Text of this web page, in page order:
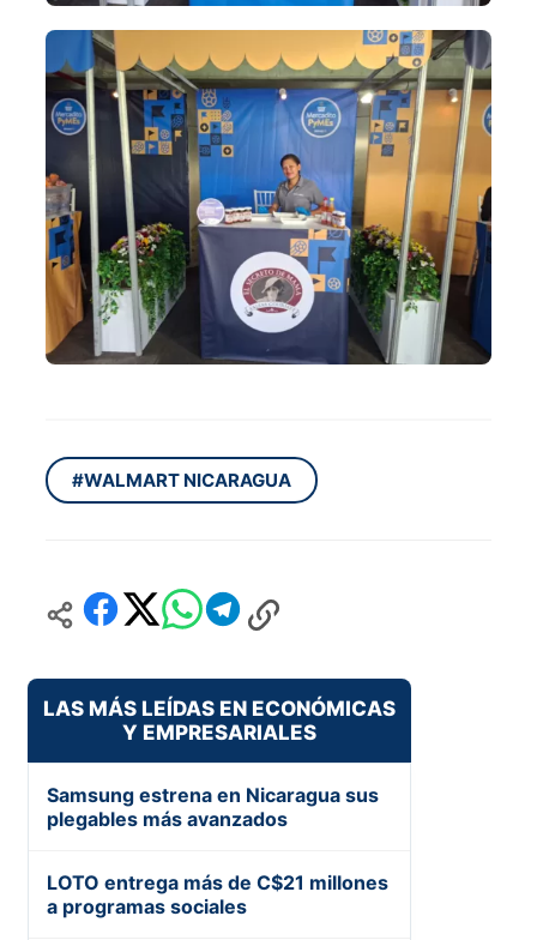
#WALMART NICARAGUA
LAS MÁS LEÍDAS EN ECONÓMICAS
Y EMPRESARIALES
Samsung estrena en Nicaragua sus
plegables más avanzados
LOTO entrega más de C$21 millones
a programas sociales